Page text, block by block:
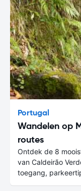
Portugal
Wandelen op
routes
Ontdek de 8
van Caldeirão
toegang,